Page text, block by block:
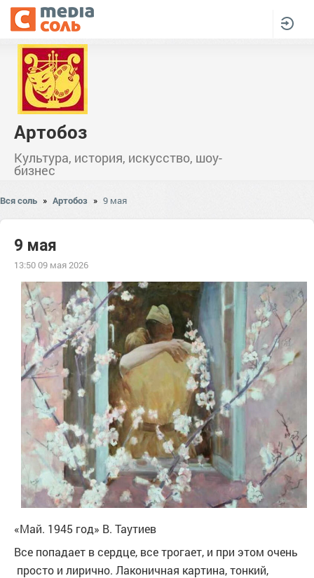
Артобоз
Культура, история, искусство, шоу-
бизнес
Вся соль » Артобоз » 9 мая
9 мая
13:50 09 мая 2026
«Май. 1945 гoд» В. Таутиев
Все попадает в сердце, все трогает, и при этом очень
просто и лирично. Лаконичная картина, тонкий,